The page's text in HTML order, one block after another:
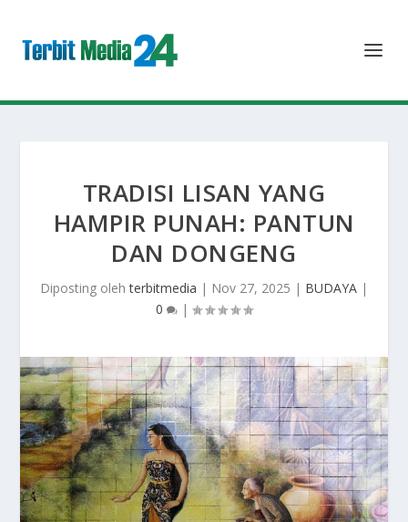
TRADISI LISAN YANG
HAMPIR PUNAH: PANTUN
DAN DONGENG
Diposting olehterbitmedia | Nov 27, 2025 | BUDAYA |
0
|